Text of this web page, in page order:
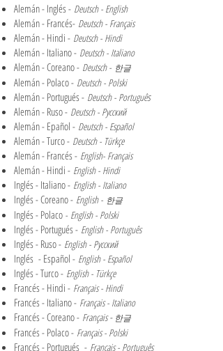
Alemán - Inglés - Deutsch - English
Alemán - Francés- Deutsch - Français
Alemán - Hindi - Deutsch - Hindi
Alemán - Italiano - Deutsch - Italiano
Alemán - Coreano - Deutsch - 한글
Alemán - Polaco - Deutsch - Polski
Alemán - Portugués - Deutsch - Português
Alemán - Ruso - Deutsch - Русский
Alemán - Epañol - Deutsch - Español
Alemán - Turco - Deutsch - Türkçe
Alemán - Francés - English- Français
Alemán - Hindi - English - Hindi
Inglés - Italiano - English - Italiano
Inglés - Coreano - English - 한글
Inglés - Polaco - English - Polski
Inglés - Portugués - English - Português
Inglés - Ruso - English - Русский
Inglés - Español - English - Español
Inglés - Turco - English - Türkçe
Francés - Hindi - Français - Hindi
Francés - Italiano - Français - Italiano
Francés - Coreano - Français- 한글
Francés - Polaco - Français - Polski
Francés - Portugués - Français - Português